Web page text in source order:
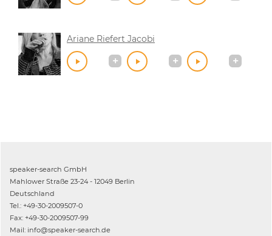
Ariane Riefert Jacobi
speaker-search GmbH
Mahlower Straße 23-24 - 12049 Berlin
Deutschland
Tel.: +49-30-2009507-0
Fax: +49-30-2009507-99
Mail: info@speaker-search.de